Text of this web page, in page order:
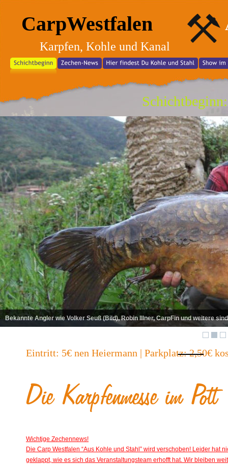
Die Karpfenmesse im Pott
Wichtjge Zechennews!
Die Carp Westfalen “Aus Kohle und Stahl” wird verschoben! Leider hat
geklappt, wie es sich das Veranstaltungsteam erhofft hat. Wir bleiben
CarpWestfalen
Karpfen, Kohle und Kanal
Eintritt: 5€ nen Heiermann | Parkplatz: 2,50€
Bekannte Angler wie Volker Seuß (Bild), Robin Illner, CarpFin und weitere